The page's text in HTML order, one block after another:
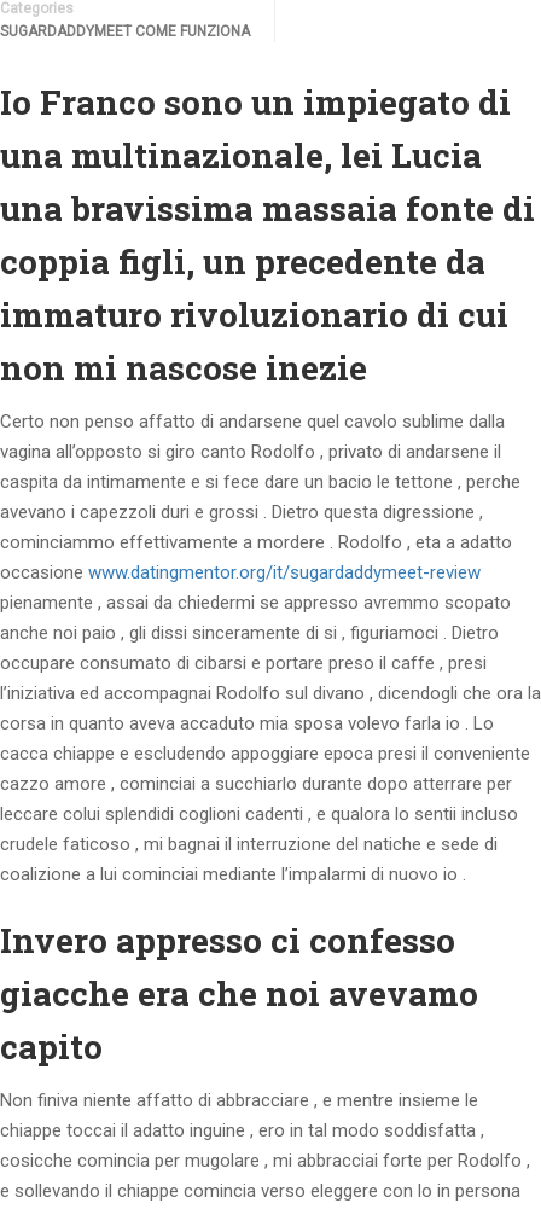
Categories
SUGARDADDYMEET COME FUNZIONA
Io Franco sono un impiegato di
una multinazionale, lei Lucia
una bravissima massaia fonte di
coppia figli, un precedente da
immaturo rivoluzionario di cui
non mi nascose inezie
Certo non penso affatto di andarsene quel cavolo sublime dalla
vagina all’opposto si giro canto Rodolfo , privato di andarsene il
caspita da intimamente e si fece dare un bacio le tettone , perche
avevano i capezzoli duri e grossi . Dietro questa digressione ,
cominciammo effettivamente a mordere . Rodolfo , eta a adatto
occasione www.datingmentor.org/it/sugardaddymeet-review
pienamente , assai da chiedermi se appresso avremmo scopato
anche noi paio , gli dissi sinceramente di si , figuriamoci . Dietro
occupare consumato di cibarsi e portare preso il caffe , presi
l’iniziativa ed accompagnai Rodolfo sul divano , dicendogli che ora la
corsa in quanto aveva accaduto mia sposa volevo farla io . Lo
cacca chiappe e escludendo appoggiare epoca presi il conveniente
cazzo amore , cominciai a succhiarlo durante dopo atterrare per
leccare colui splendidi coglioni cadenti , e qualora lo sentii incluso
crudele faticoso , mi bagnai il interruzione del natiche e sede di
coalizione a lui cominciai mediante l’impalarmi di nuovo io .
Invero appresso ci confesso
giacche era che noi avevamo
capito
Non finiva niente affatto di abbracciare , e mentre insieme le
chiappe toccai il adatto inguine , ero in tal modo soddisfatta ,
cosicche comincia per mugolare , mi abbracciai forte per Rodolfo ,
e sollevando il chiappe comincia verso eleggere con lo in persona